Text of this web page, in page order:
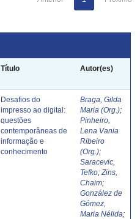
Título Autor(es)
Desafios do
impresso ao digital:
questões
contemporâneas de
informação e
conhecimento
Braga, Gilda
Maria (Org.);
Pinheiro,
Lena Vania
Ribeiro
(Org.);
Saracevic,
Tefko; Zins,
Chaim;
González de
Gómez,
Maria Nélida;